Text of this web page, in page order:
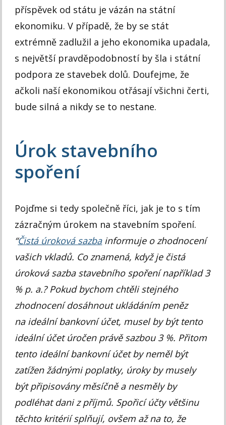
příspěvek od státu je vázán na státní
ekonomiku. V případě, že by se stát
extrémně zadlužil a jeho ekonomika upadala,
s největší pravděpodobností by šla i státní
podpora ze stavebek dolů. Doufejme, že
ačkoli naší ekonomikou otřásají všichni čerti,
bude silná a nikdy se to nestane.
Úrok stavebního
spoření
Pojďme si tedy společně říci, jak je to s tím
zázračným úrokem na stavebním spoření.
“Čistá úroková sazbainformuje o zhodnocení
vašich vkladů. Co znamená, když je čistá
úroková sazba stavebního spoření například 3
% p. a.? Pokud bychom chtěli stejného
zhodnocení dosáhnout ukládáním peněz
na ideální bankovní účet, musel by být tento
ideální účet úročen právě sazbou 3 %. Přitom
tento ideální bankovní účet by neměl být
zatížen žádnými poplatky, úroky by musely
být připisovány měsíčně a nesměly by
podléhat dani z příjmů. Spořicí účty většinu
těchto kritérií splňují, ovšem až na to, že